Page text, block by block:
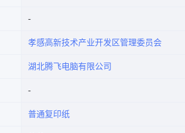
孝感高新技术产业开发区管理委员会
湖北腾飞电脑有限公司
普通复印纸